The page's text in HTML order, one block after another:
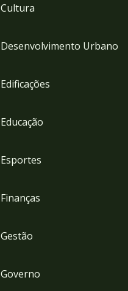
Cultura
Desenvolvimento Urbano
Edificações
Educação
Esportes
Finanças
Gestão
Governo